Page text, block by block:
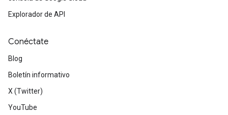
Explorador de API
Conéctate
Blog
Boletín informativo
X (Twitter)
YouTube